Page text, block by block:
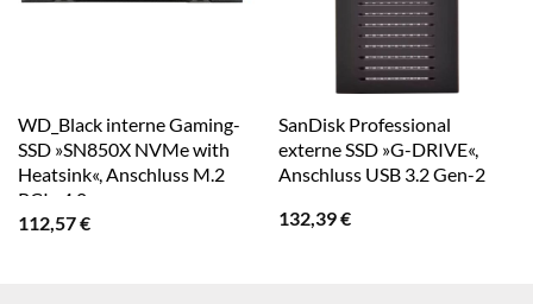
WD_Black interne Gaming-
SSD »SN850X NVMe with
Heatsink«, Anschluss M.2
PCIe 4.0
112,57€
SanDisk Professional
externe SSD »G-DRIVE«,
Anschluss USB 3.2 Gen-2
132,39€